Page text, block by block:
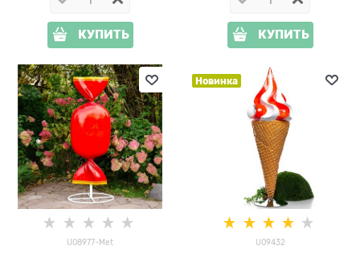
КУПИТЬ КУПИТЬ
U08977-Met
Новинка
U09432